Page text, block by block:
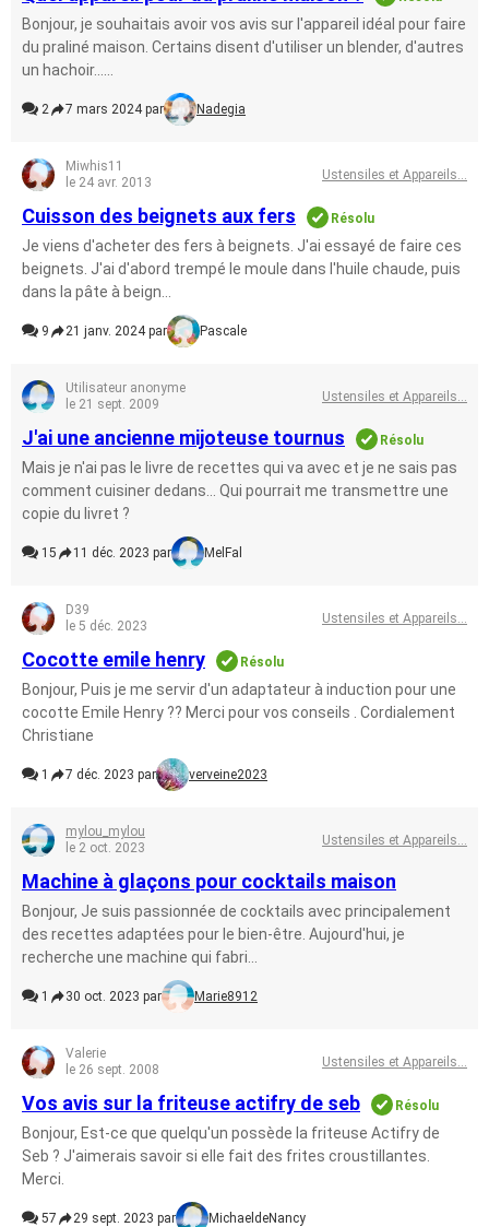
Bonjour, je souhaitais avoir vos avis sur l'appareil idéal pour faire
du praliné maison. Certains disent d'utiliser un blender, d'autres
un hachoir......
2 7 mars 2024 par Nadegia
Miwhis11
le 24 avr. 2013
Ustensiles et Appareils...
Cuisson des beignets aux fers Résolu
Je viens d'acheter des fers à beignets. J'ai essayé de faire ces
beignets. J'ai d'abord trempé le moule dans l'huile chaude, puis
dans la pâte à beign...
9 21 janv. 2024 par Pascale
Utilisateur anonyme
le 21 sept. 2009
Ustensiles et Appareils...
J'ai une ancienne mijoteuse tournus Résolu
Mais je n'ai pas le livre de recettes qui va avec et je ne sais pas
comment cuisiner dedans... Qui pourrait me transmettre une
copie du livret ?
15 11 déc. 2023 par MelFal
D39
le 5 déc. 2023
Ustensiles et Appareils...
Cocotte emile henry Résolu
Bonjour, Puis je me servir d'un adaptateur à induction pour une
cocotte Emile Henry ?? Merci pour vos conseils . Cordialement
Christiane
1 7 déc. 2023 par verveine2023
mylou_mylou
le 2 oct. 2023
Ustensiles et Appareils...
Machine à glaçons pour cocktails maison
Bonjour, Je suis passionnée de cocktails avec principalement
des recettes adaptées pour le bien-être. Aujourd'hui, je
recherche une machine qui fabri...
1 30 oct. 2023 par Marie8912
Valerie
le 26 sept. 2008
Ustensiles et Appareils...
Vos avis sur la friteuse actifry de seb Résolu
Bonjour, Est-ce que quelqu'un possède la friteuse Actifry de
Seb ? J'aimerais savoir si elle fait des frites croustillantes.
Merci.
57 29 sept. 2023 par MichaeldeNancy